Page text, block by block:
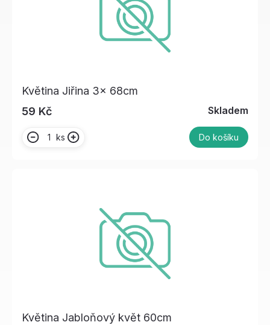
Květina Jiřina 3x 68cm
59 Kč
Skladem
ks Do košíku
Květina Jabloňový květ 60cm